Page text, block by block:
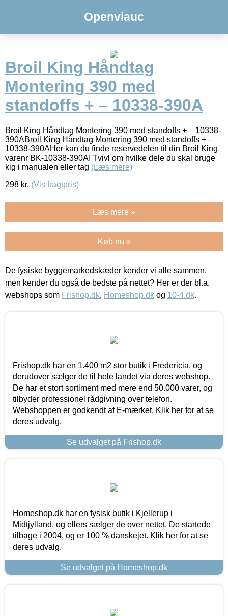
Openviauc
Broil King Håndtag
Montering 390 med
standoffs + – 10338-390A
Broil King Håndtag Montering 390 med standoffs + – 10338-
390ABroil King Håndtag Montering 390 med standoffs + –
10338-390AHer kan du finde reservedelen til din Broil King
varenr BK-10338-390AI Tvivl om hvilke dele du skal bruge
kig i manualen eller tag (Læs mere)
298 kr. (Vis fragtpris)
Læs mere »
Køb nu »
De fysiske byggemarkedskæder kender vi alle sammen,
men kender du også de bedste på nettet? Her er der bl.a.
webshops som Frishop.dk, Homeshop.dk og 10-4.dk.
Frishop.dk har en 1.400 m2 stor butik i Fredericia, og
derudover sælger de til hele landet via deres webshop.
De har et stort sortiment med mere end 50.000 varer, og
tilbyder professionel rådgivning over telefon.
Webshoppen er godkendt af E-mærket. Klik her for at se
deres udvalg.
Se udvalget på Frishop.dk
Homeshop.dk har en fysisk butik i Kjellerup i
Midtjylland, og ellers sælger de over nettet. De startede
tilbage i 2004, og er 100 % danskejet. Klik her for at se
deres udvalg.
Se udvalget på Homeshop.dk